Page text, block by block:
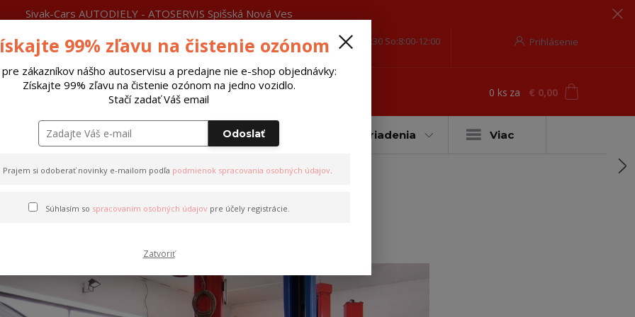
Sivak-Cars AUTODIELY - ATOSERVIS Spišská Nová Ves
Čítajte Viac Prihlásenie
Hľadať
Neviete si rady?
Zavolajte.
0915 377 999 Po-Pia-8:00-17:30 So:8:00-12:00
0 ks za € 0,00
Riadiace jednotky xenon Autobatérie Ťažné zariadenia Viac
99% zľavu na čistenie ozónom
pre zákazníkov nášho autoservisu a predajne nie e-shop objednávky:
Získajte 99% zľavu na čistenie ozónom na jedno vozidlo.
Stačí zadať Váš email
Odoslať
Prajem si odoberať novinky e-mailom podľa podmienok spracovania osobných údajov.
Súhlasím so spracovaním osobných údajovpre účely registrácie.
Zatvoriť